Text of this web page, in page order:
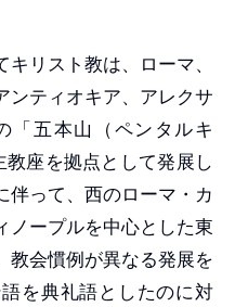
リスト教は、ローマ、
ンティオキア、アレクサ
「五本山（ペンタルキ
座を拠点として発展し
伴って、西のローマ・カ
ノープルを中心とした東
教会慣例が異なる発展を
を典礼語としたのに対